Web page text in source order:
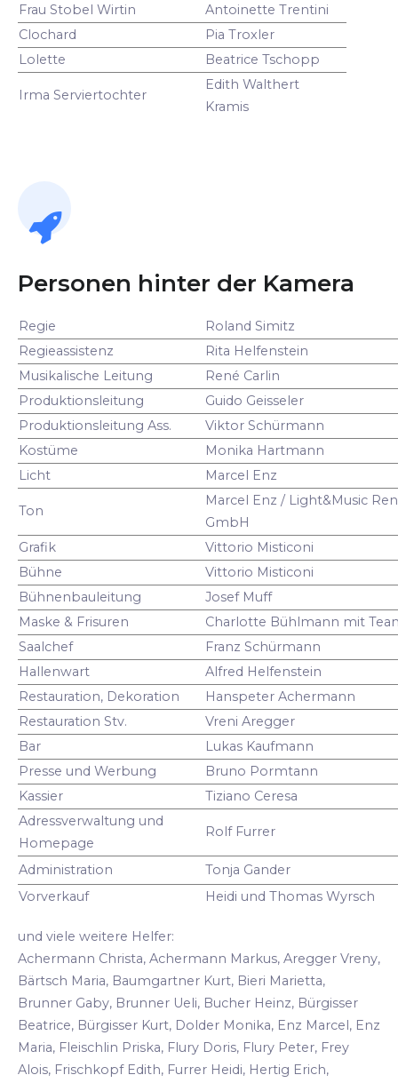
Frau Stobel Wirtin
Antoinette Trentini
Clochard
Pia Troxler
Lolette
Beatrice Tschopp
Irma Serviertochter
Edith Walthert
Kramis
Personen hinter der Kamera
Regie
Roland Simitz
Regieassistenz
Rita Helfenstein
Musikalische Leitung
René Carlin
Produktionsleitung
Guido Geisseler
Produktionsleitung Ass.
Viktor Schürmann
Kostüme
Monika Hartmann
Licht
Marcel Enz
Ton
Marcel Enz / Light&Music
GmbH
Grafik
Vittorio Misticoni
Bühne
Vittorio Misticoni
Bühnenbauleitung
Josef Muff
Maske & Frisuren
Charlotte Bühlmann mit
Saalchef
Franz Schürmann
Hallenwart
Alfred Helfenstein
Restauration, Dekoration
Hanspeter Achermann
Restauration Stv.
Vreni Aregger
Bar
Lukas Kaufmann
Presse und Werbung
Bruno Pormtann
Kassier
Tiziano Ceresa
Adressverwaltung und
Homepage
Rolf Furrer
Administration
Tonja Gander
Vorverkauf
Heidi und Thomas Wyrsch
und viele weitere Helfer:
Achermann Christa, Achermann Markus, Aregger Vreny,
Bärtsch Maria, Baumgartner Kurt, Bieri Marietta,
Brunner Gaby, Brunner Ueli, Bucher Heinz, Bürgisser
Beatrice, Bürgisser Kurt, Dolder Monika, Enz Marcel, Enz
Maria, Fleischlin Priska, Flury Doris, Flury Peter, Frey
Alois, Frischkopf Edith, Furrer Heidi, Hertig Erich,